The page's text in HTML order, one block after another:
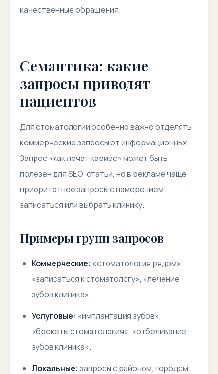
качественные обращения.
Семантика: какие
запросы приводят
пациентов
Для стоматологии особенно важно отделять
коммерческие запросы от информационных.
Запрос «как лечат кариес» может быть
полезен для SEO-статьи, но в рекламе чаще
приоритетнее запросы с намерением
записаться или выбрать клинику.
Примеры групп запросов
Коммерческие: «стоматология рядом»,
«записаться к стоматологу», «лечение
зубов клиника».
Услуговые: «имплантация зубов»,
«брекеты стоматология», «отбеливание
зубов клиника».
Локальные: запросы с районом, городом,